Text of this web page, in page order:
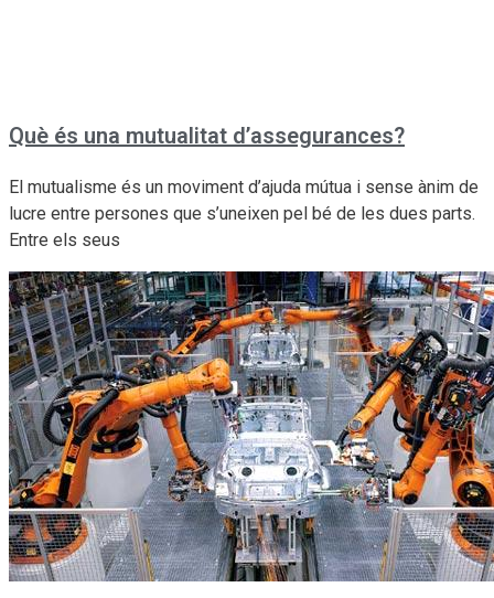
Què és una mutualitat d’assegurances?
El mutualisme és un moviment d’ajuda mútua i sense ànim de
lucre entre persones que s’uneixen pel bé de les dues parts.
Entre els seus